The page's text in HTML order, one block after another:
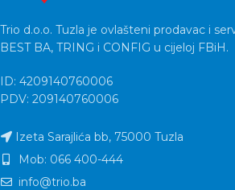
Trio d.o.o. Tuzla je ovlašteni prodavac i
BEST BA, TRING i CONFIG u cijeloj FBiH.
ID: 4209140760006
PDV: 209140760006
Izeta Sarajlića bb, 75000 Tuzla
Mob: 066 400-444
info@trio.ba